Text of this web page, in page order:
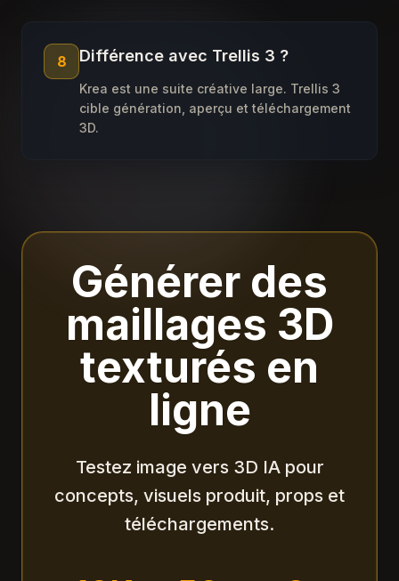
8 Différence avec Trellis 3 ?
Krea est une suite créative large. Trellis 3
cible génération, aperçu et téléchargement
3D.
Générer des
maillages 3D
texturés en
ligne
Testez image vers 3D IA pour
concepts, visuels produit, props et
téléchargements.